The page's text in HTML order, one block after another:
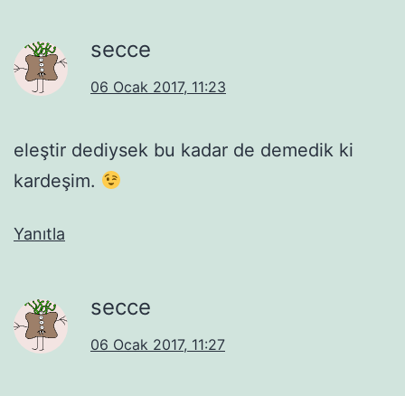
secce
06 Ocak 2017, 11:23
eleştir dediysek bu kadar de demedik ki
kardeşim.
Yanıtla
secce
06 Ocak 2017, 11:27